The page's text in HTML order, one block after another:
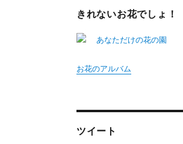
きれないお花でしょ！
お花のアルバム
ツイート